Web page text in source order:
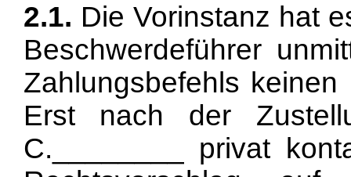
2.1. Die Vorinstanz hat
Beschwerdeführer
Zahlungsbefehls
Erst nach der
C.________ privat